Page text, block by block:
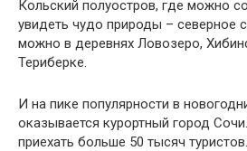
Кольский полуостров, где можно
увидеть чудо природы – северное
можно в деревнях Ловозеро,
Териберке.
И на пике популярности в
оказывается курортный город
приехать больше 50 тысяч